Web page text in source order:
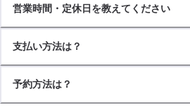
営業時間・定休日を教えてください
支払い方法は？
予約方法は？